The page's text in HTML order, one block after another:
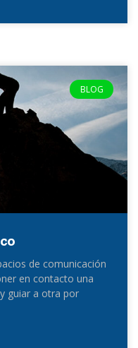
BLOG
de comunicación
en contacto una
guiar a otra por